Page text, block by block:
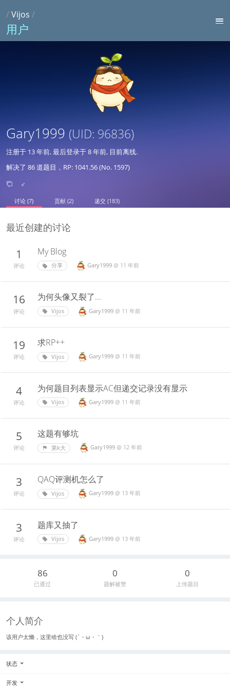
/Vijos /
用户
Gary1999 (UID: 96836)
注册于 13 年前, 最后登录于8 年前, 目前离线.
解决了 86 道题目，RP: 1041.56 (No. 1597)
♂
讨论 (7) 贡献 (2) 递交 (183)
最近创建的讨论
1
评论
My Blog
分享 Gary1999 @ 11 年前
16
评论
为何头像又裂了...
Vijos Gary1999 @ 11 年前
19
评论
求RP++
Vijos Gary1999 @ 11 年前
4
评论
为何题目列表显示AC但递交记录没有显示
Vijos Gary1999 @ 11 年前
5
评论
这题有够坑
第k大 Gary1999 @ 12 年前
3
评论
QAQ评测机怎么了
Vijos Gary1999 @ 13 年前
3
评论
题库又抽了
Vijos Gary1999 @ 13 年前
86
已通过
0
题解被赞
0
上传题目
个人简介
该用户太懒，这里啥也没写 (´・ω・｀)
状态
开发